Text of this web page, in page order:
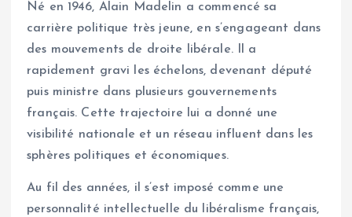
Né en 1946, Alain Madelin a commencé sa
carrière politique très jeune, en s’engageant dans
des mouvements de droite libérale. Il a
rapidement gravi les échelons, devenant député
puis ministre dans plusieurs gouvernements
français. Cette trajectoire lui a donné une
visibilité nationale et un réseau influent dans les
sphères politiques et économiques.
Au fil des années, il s’est imposé comme une
personnalité intellectuelle du libéralisme français,